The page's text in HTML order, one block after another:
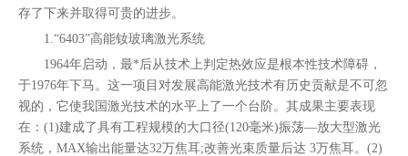
存了下来并取得可贵的进步。
1.“6403”高能钕玻璃激光系统
1964年启动，最*后从技术上判定热效应是根本性技术障碍，
于1976年下马。这一项目对发展高能激光技术有历史贡献是不可忽
视的，它使我国激光技术的水平上了一个台阶。其成果主要表现
在：(1)建成了具有工程规模的大口径(120毫米)振荡—放大型激光
系统，MAX输出能量达32万焦耳;改善光束质量后达 3万焦耳。(2)